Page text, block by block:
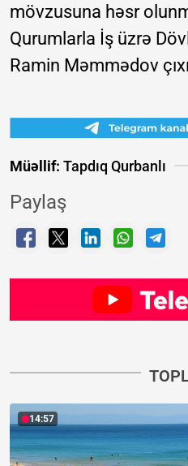
mövzusuna həsr
Qurumlarla İş üzrə
Ramin Məmmədov
Müəllif: Tapdıq Qurbanlı
Paylaş
14:57